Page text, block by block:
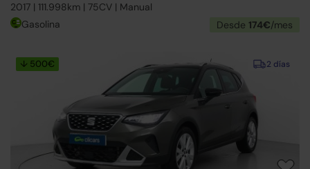
2017 | 111.998km | 75CV | Manual
Gasolina Desde 174€/mes
2 días
↓ 500€